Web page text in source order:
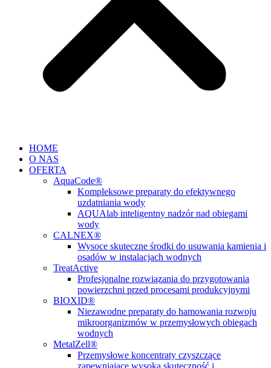
HOME
O NAS
OFERTA
AquaCode®
Kompleksowe preparaty do efektywnego
uzdatniania wody
AQUAlab inteligentny nadzór nad obiegami
wody
CALNEX®
Wysoce skuteczne środki do usuwania kamienia i
osadów w instalacjach wodnych
TreatActive
Profesjonalne rozwiązania do przygotowania
powierzchni przed procesami produkcyjnymi
BIOXID®
Niezawodne preparaty do hamowania rozwoju
mikroorganizmów w przemysłowych obiegach
wodnych
MetalZell®
Przemysłowe koncentraty czyszczące
zapewniające wysoką skuteczność i